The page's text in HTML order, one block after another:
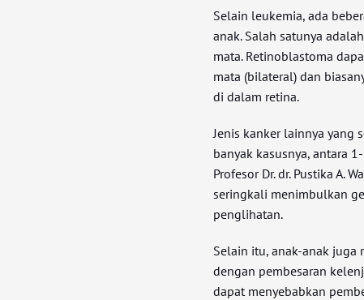
Selain leukemia, ada
anak. Salah satunya adalah
mata. Retinoblastoma
mata (bilateral) dan
di dalam retina.
Jenis kanker lainnya yang
banyak kasusnya, antara
Profesor Dr. dr. Pustika A.
seringkali menimbulkan
penglihatan.
Selain itu, anak-anak juga
dengan pembesaran
dapat menyebabkan